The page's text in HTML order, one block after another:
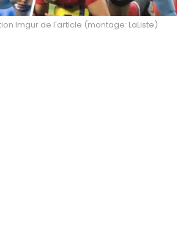
Imgur de l'article (montage: LaListe)